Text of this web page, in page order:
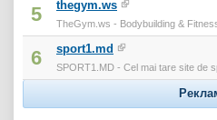
5 thegym.ws
TheGym.ws - Bodybuilding &
6 sport1.md
SPORT1.MD - Cel mai tare site de